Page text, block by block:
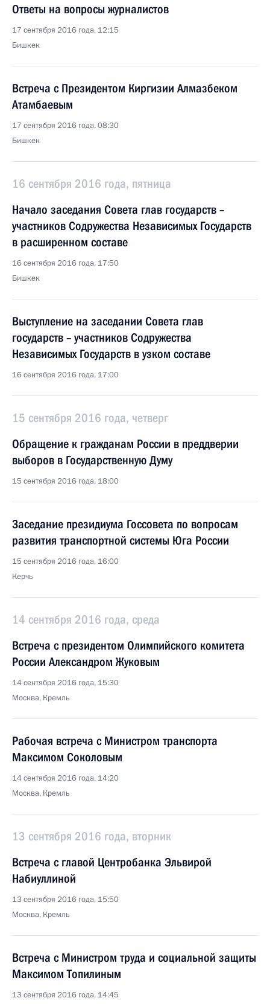
Ответы на вопросы журналистов
17 сентября 2016 года, 12:15
Бишкек
Встреча с Президентом Киргизии Алмазбеком
Атамбаевым
17 сентября 2016 года, 08:30
Бишкек
16 сентября 2016 года, пятница
Начало заседания Совета глав государств –
участников Содружества Независимых Государств
в расширенном составе
16 сентября 2016 года, 17:50
Бишкек
Выступление на заседании Совета глав
государств – участников Содружества
Независимых Государств в узком составе
16 сентября 2016 года, 17:00
15 сентября 2016 года, четверг
Обращение к гражданам России в преддверии
выборов в Государственную Думу
15 сентября 2016 года, 18:00
Заседание президиума Госсовета по вопросам
развития транспортной системы Юга России
15 сентября 2016 года, 16:00
Керчь
14 сентября 2016 года, среда
Встреча с президентом Олимпийского комитета
России Александром Жуковым
14 сентября 2016 года, 15:30
Москва, Кремль
Рабочая встреча с Министром транспорта
Максимом Соколовым
14 сентября 2016 года, 14:20
Москва, Кремль
13 сентября 2016 года, вторник
Встреча с главой Центробанка Эльвирой
Набиуллиной
13 сентября 2016 года, 15:50
Москва, Кремль
Встреча с Министром труда и социальной защиты
Максимом Топилиным
13 сентября 2016 года, 14:45